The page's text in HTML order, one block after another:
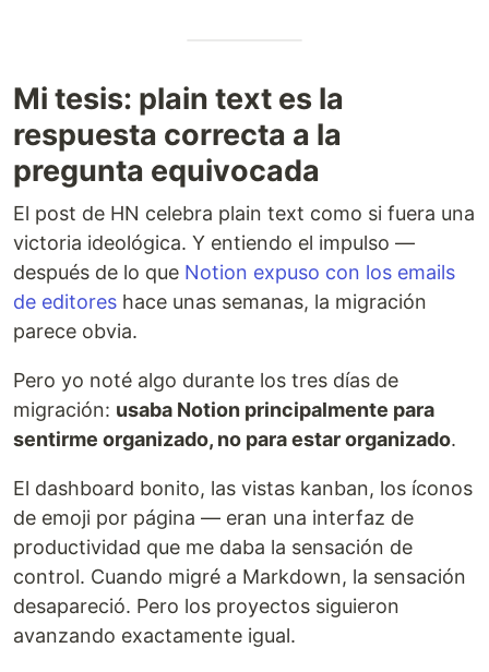
Mi tesis: plain text es la
respuesta correcta a la
pregunta equivocada
El post de HN celebra plain text como si fuera una
victoria ideológica. Y entiendo el impulso —
después de lo que Notion expuso con los emails
de editores hace unas semanas, la migración
parece obvia.
Pero yo noté algo durante los tres días de
migración: usaba Notion principalmente para
sentirme organizado, no para estar organizado.
El dashboard bonito, las vistas kanban, los íconos
de emoji por página — eran una interfaz de
productividad que me daba la sensación de
control. Cuando migré a Markdown, la sensación
desapareció. Pero los proyectos siguieron
avanzando exactamente igual.